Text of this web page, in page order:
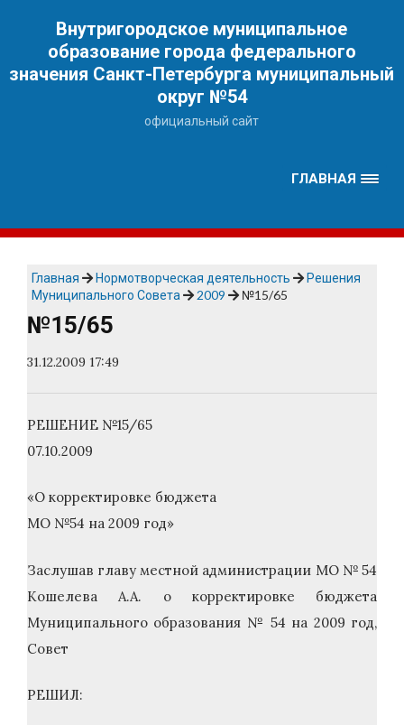
Внутригородское муниципальное
образование города федерального
значения Санкт-Петербурга муниципальный
округ №54
официальный сайт
ГЛАВНАЯ
Главная Нормотворческая деятельность
Решения
Муниципального Совета
2009 №15/65
№15/65
31.12.2009 17:49
РЕШЕНИЕ №15/65
07.10.2009
«О корректировке бюджета
МО №54 на 2009 год»
Заслушав главу местной администрации МО № 54
Кошелева А.А. о корректировке бюджета
Муниципального образования № 54 на 2009 год,
Совет
РЕШИЛ: